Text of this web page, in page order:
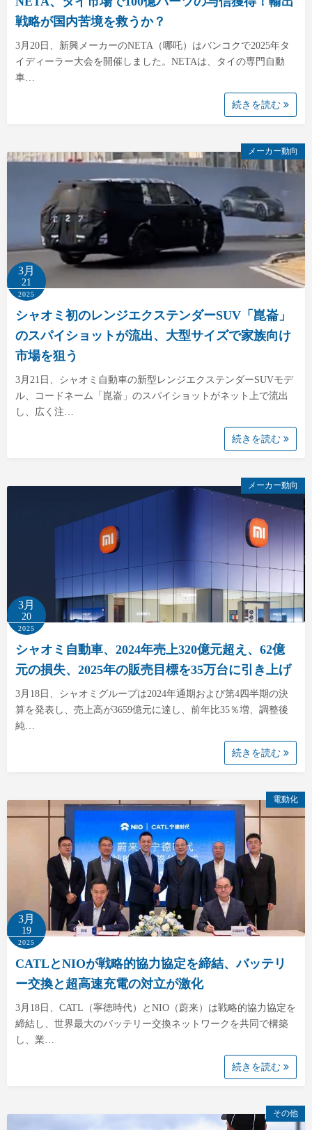
戦略が国内苦境を救うか？
3月20日、新興メーカーのNETA（哪吒）はバンコクで2025年タ
イディーラー大会を開催しました。NETAは、タイの専門自動
車…
続きを読む
メーカー動向
3月
21
2025
シャオミ初のレンジエクステンダーSUV「崑崙」
のスパイショットが流出、大型サイズで家族向け
市場を狙う
3月21日、シャオミ自動車の新型レンジエクステンダーSUVモデ
ル、コードネーム「崑崙」のスパイショットがネット上で流出
し、広く注…
続きを読む
メーカー動向
3月
20
2025
シャオミ自動車、2024年売上320億元超え、62億
元の損失、2025年の販売目標を35万台に引き上げ
3月18日、シャオミグループは2024年通期および第4四半期の決
算を発表し、売上高が3659億元に達し、前年比35％増、調整後
純…
続きを読む
電動化
3月
19
2025
CATLとNIOが戦略的協力協定を締結、バッテリ
ー交換と超高速充電の対立が激化
3月18日、CATL（寧徳時代）とNIO（蔚来）は戦略的協力協定を
締結し、世界最大のバッテリー交換ネットワークを共同で構築
し、業…
続きを読む
その他